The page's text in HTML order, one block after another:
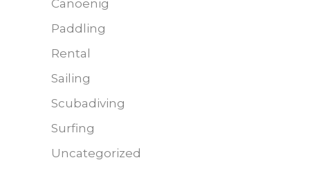
Canoenig
Paddling
Rental
Sailing
Scubadiving
Surfing
Uncategorized